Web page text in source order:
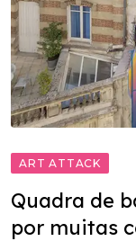
ART ATTACK
Quadra de
por muitas